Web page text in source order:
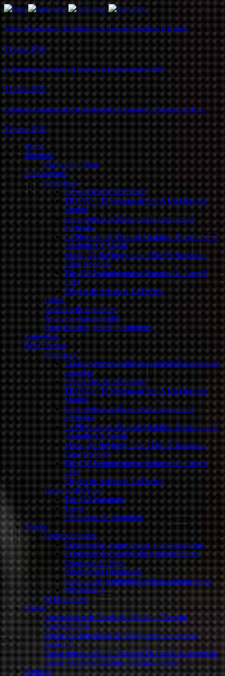
Trámite bicameral para la habilitación de facultades legislativas al gobierno
31 julio 2026
La transmisión de mando y el tránsito a la bicameralidad en 2026
31 julio 2026
Comentarios generales sobre la incorporación de Senadores y Diputados (24 de J...
31 julio 2026
Home
Biografía
Curriculum Vitae​
Publicaciones
Poemarios
Fabula Hez de Hermitaño
TROVO – El Retorno de Job A Un Dios Sin
Mundo
Gime vieja la araña su olvido negro en la
quebrada
La Plegaria del Cisne al Apofático Numen por el
Insepulto Camaleón
Maine, 40 Bayberry Lane. The 99 Stanzas at
Cape Neddick
The 156 Veränderungen. Sonnets On Love S
Loss
Elegías de Asfixia A La Deriva
Libros
Artículos de coyuntura
Artículos especializados
Ensayos: rock, género, y similares
Entrevistas
Obra Poética
Poemarios
El backgammon sordo en cosmológico elogio del
connubio
Fabula Hez de Hermitaño
TROVO – El Retorno de Job A Un Dios Sin
Mundo
Gime vieja la araña su olvido negro en la
quebrada
La Plegaria del Cisne al Apofático Numen por el
Insepulto Camaleón
Maine, 40 Bayberry Lane. The 99 Stanzas at
Cape Neddick
The 156 Veränderungen. Sonnets On Love S
Loss
Elegías de Asfixia A La Deriva
Lecturas del Autor
The 156 Variations
Trovo
Fábula hez de Eremitaño
Vídeos
Constitucionales
Conferencias, exposiciones y conversatorios
El proceso de constitución e instalación del
Congreso del Perú
Reforma del Parlamento
Indemnidad, legitimidad y fuero parlamentario
Misceláneos
El Montonero
Cursos
Curso básico de Teoría del Estado y Derecho
Constitucional
Curso Conformación del Congreso y su proceso
decisorio
Curso universitario de Derecho Procesal Parlamentario
Curso «Actuales desafíos constitucionales»
Contacto